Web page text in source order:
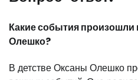
Какие события произошли
Олешко?
В детстве Оксаны Олешко